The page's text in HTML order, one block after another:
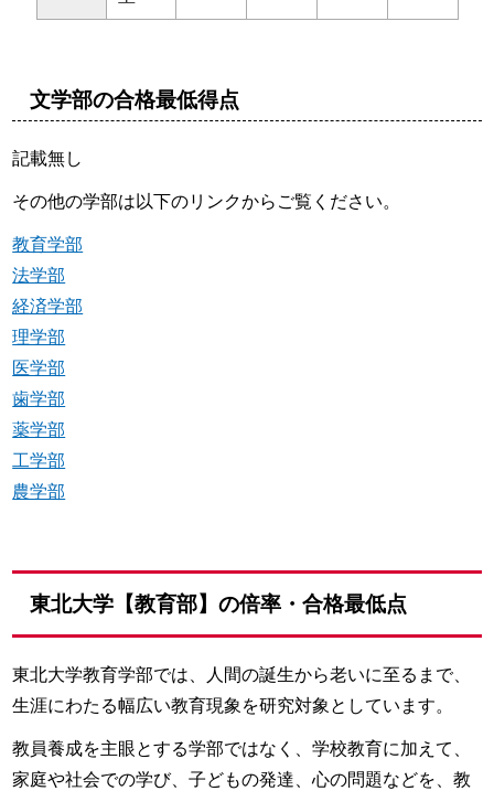
文学部の合格最低得点
記載無し
その他の学部は以下のリンクからご覧ください。
教育学部
法学部
経済学部
理学部
医学部
歯学部
薬学部
工学部
農学部
東北大学【教育部】の倍率・合格最低点
東北大学教育学部では、人間の誕生から老いに至るまで、
生涯にわたる幅広い教育現象を研究対象としています。
教員養成を主眼とする学部ではなく、学校教育に加えて、
家庭や社会での学び、子どもの発達、心の問題などを、教